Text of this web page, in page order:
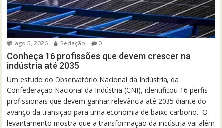
ago 5, 2026 Redação 0
Conheça 16 profissões que devem crescer na
indústria até 2035
Um estudo do Observatório Nacional da Indústria, da
Confederação Nacional da Indústria (CNI), identificou 16 perfis
profissionais que devem ganhar relevância até 2035 diante do
avanço da transição para uma economia de baixo carbono. O
levantamento mostra que a transformação da indústria vai além